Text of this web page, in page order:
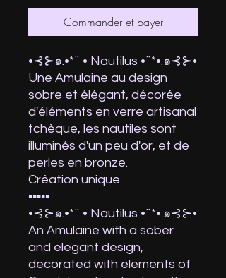
Commander et payer
•⊰⊱๑.•*¨ • Nautilus •¨*•.๑⊰⊱•
Une Amulaine au design
sobre et élégant, décorée
d'éléments en verre artisanal
tchèque, les nautiles sont
illuminés d'un peu d'or, et de
perles en bronze.
Création unique
▪︎▪︎▪︎▪︎▪︎
•⊰⊱๑.•*¨ • Nautilus •¨*•.๑⊰⊱•
An Amulaine with a sober
and elegant design,
decorated with elements of